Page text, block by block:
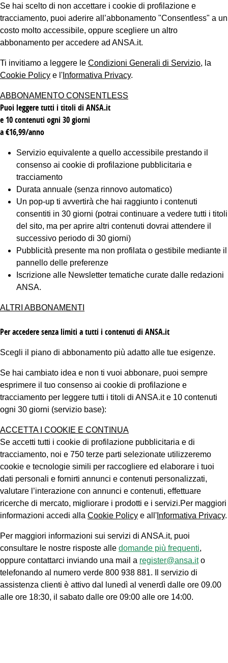
Se hai scelto di non accettare i cookie di profilazione e
tracciamento, puoi aderire all’abbonamento "Consentless" a un
costo molto accessibile, oppure scegliere un altro
abbonamento per accedere ad ANSA.it.
Ti invitiamo a leggere le Condizioni Generali di Servizio, la
Cookie Policy e l' Informativa Privacy.
ABBONAMENTO CONSENTLESS
Puoi leggere tutti i titoli di ANSA.it
e 10 contenuti ogni 30 giorni
a €16,99/anno
Servizio equivalente a quello accessibile prestando il
consenso ai cookie di profilazione pubblicitaria e
tracciamento
Durata annuale (senza rinnovo automatico)
Un pop-up ti avvertirà che hai raggiunto i contenuti
consentiti in 30 giorni (potrai continuare a vedere tutti i titoli
del sito, ma per aprire altri contenuti dovrai attendere il
successivo periodo di 30 giorni)
Pubblicità presente ma non profilata o gestibile mediante il
pannello delle preferenze
Iscrizione alle Newsletter tematiche curate dalle redazioni
ANSA.
ALTRI ABBONAMENTI
Per accedere senza limiti a tutti i contenuti di ANSA.it
Scegli il piano di abbonamento più adatto alle tue esigenze.
Se hai cambiato idea e non ti vuoi abbonare, puoi sempre
esprimere il tuo consenso ai cookie di profilazione e
tracciamento per leggere tutti i titoli di ANSA.it e 10 contenuti
ogni 30 giorni (servizio base):
ACCETTA I COOKIE E CONTINUA
Se accetti tutti i cookie di profilazione pubblicitaria e di
tracciamento, noi e 750 terze parti selezionate utilizzeremo
cookie e tecnologie simili per raccogliere ed elaborare i tuoi
dati personali e fornirti annunci e contenuti personalizzati,
valutare l’interazione con annunci e contenuti, effettuare
ricerche di mercato, migliorare i prodotti e i servizi.Per maggiori
informazioni accedi alla Cookie Policy e all' Informativa Privacy.
Per maggiori informazioni sui servizi di ANSA.it, puoi
consultare le nostre risposte alle domande più frequenti,
oppure contattarci inviando una mail a register@ansa.ito
telefonando al numero verde 800 938 881. Il servizio di
assistenza clienti è attivo dal lunedì al venerdì dalle ore 09.00
alle ore 18:30, il sabato dalle ore 09:00 alle ore 14:00.